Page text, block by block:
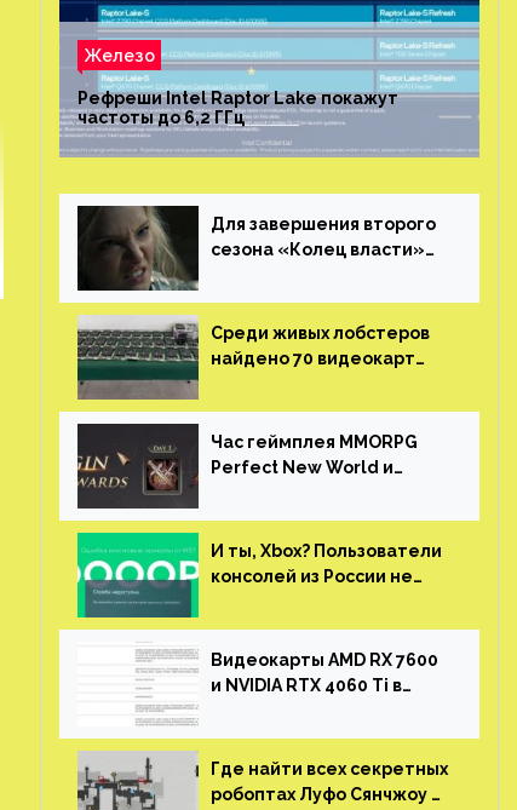
Железо
Рефреши Intel Raptor Lake покажут
частоты до 6,2 ГГц
Для завершения второго
сезона «Колец власти»
Среди живых лобстеров
найдено 70 видеокарт
китайской таможни
Час геймплея MMORPG
Perfect New World и
И ты, Xbox? Пользователи
консолей из России не
учетные записи
Видеокарты AMD RX 7600
и NVIDIA RTX 4060 Ti в
Где найти всех секретных
робоптах Луфо Сянчжоу в